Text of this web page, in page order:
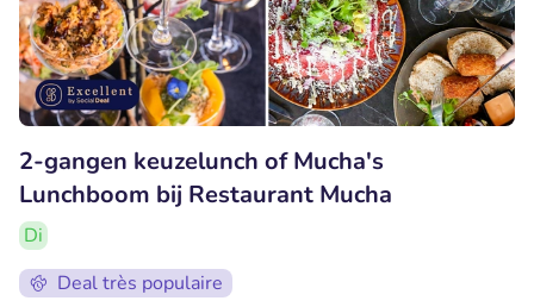
2-gangen keuzelunch of Mucha's
Lunchboom bij Restaurant Mucha
Di
Deal très populaire